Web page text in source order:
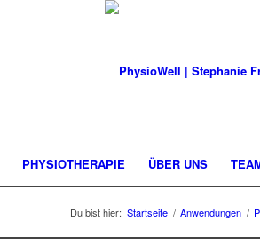
PHYSIOTHERAPIE ÜBER UNS
Du bist hier: Startseite / Anwendungen /